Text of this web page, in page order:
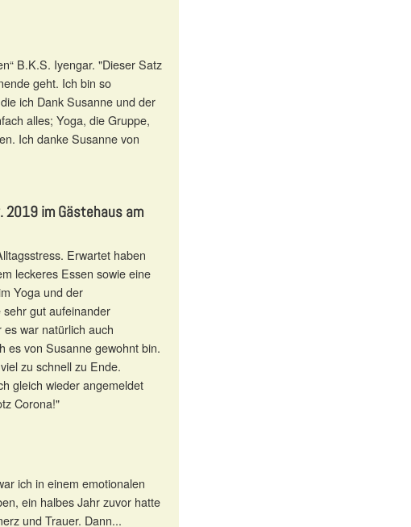
B.K.S. Iyengar. "Dieser Satz
geht. Ich bin so
ich Dank Susanne und der
alles; Yoga, die Gruppe,
Ich danke Susanne von
2019 im Gästehaus am
Erwartet haben
leckeres Essen sowie eine
Yoga und der
gut aufeinander
war natürlich auch
es von Susanne gewohnt bin.
zu schnell zu Ende.
gleich wieder angemeldet
Corona!"
ich in einem emotionalen
ein halbes Jahr zuvor hatte
und Trauer. Dann...